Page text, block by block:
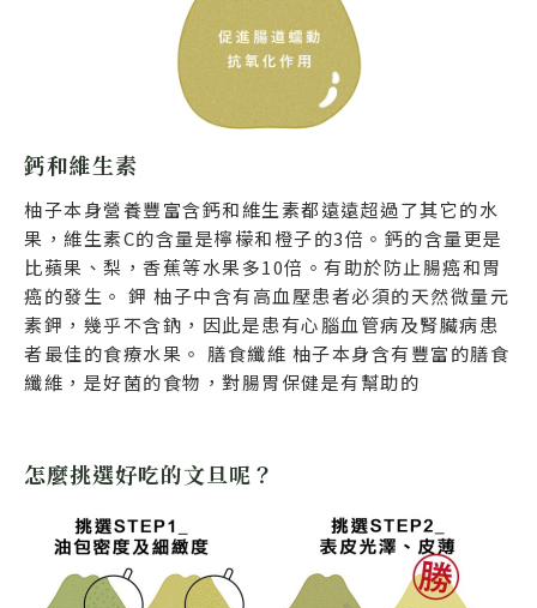
鈣和維生素
柚子本身營養豐富含鈣和維生素都遠遠超過了其它的水
果，維生素C的含量是檸檬和橙子的3倍。鈣的含量更是
比蘋果、梨，香蕉等水果多10倍。有助於防止腸癌和胃
癌的發生。 鉀 柚子中含有高血壓患者必須的天然微量元
素鉀，幾乎不含鈉，因此是患有心腦血管病及腎臟病患
者最佳的食療水果。 膳食纖維 柚子本身含有豐富的膳食
纖維，是好菌的食物，對腸胃保健是有幫助的
怎麼挑選好吃的文旦呢？